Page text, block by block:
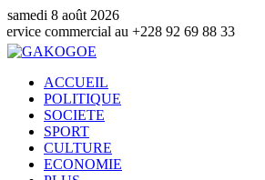
samedi 8 août 2026
au +228 92 69 88 33
ACCUEIL
POLITIQUE
SOCIETE
SPORT
CULTURE
ECONOMIE